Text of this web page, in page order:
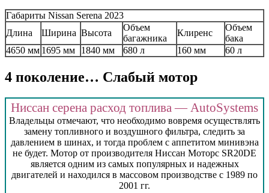
Габариты Nissan Serena 2023
Длина
Ширина Высота
Объем
багажника
Клиренс
Объем
бака
4650 мм 1695 мм 1840 мм 680 л 160 мм 60 л
4 поколение… Слабый мотор
Ниссан серена расход топлива — AutoSystems
Владельцы отмечают, что необходимо вовремя осуществлять
замену топливного и воздушного фильтра, следить за
давлением в шинах, и тогда проблем с аппетитом минивэна
не будет. Мотор от производителя Ниссан Моторс SR20DE
является одним из самых популярных и надежных
двигателей и находился в массовом производстве с 1989 по
2001 гг.